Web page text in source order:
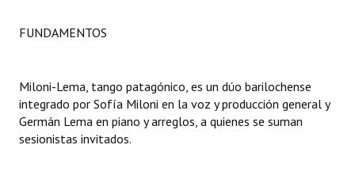
Comunicaciones
Declaraciones
FUNDAMENTOS
Miloni-Lema, tango patagónico, es un dúo barilochense
integrado por Sofía Miloni en la voz y producción general y
Germán Lema en piano y arreglos, a quienes se suman
sesionistas invitados.